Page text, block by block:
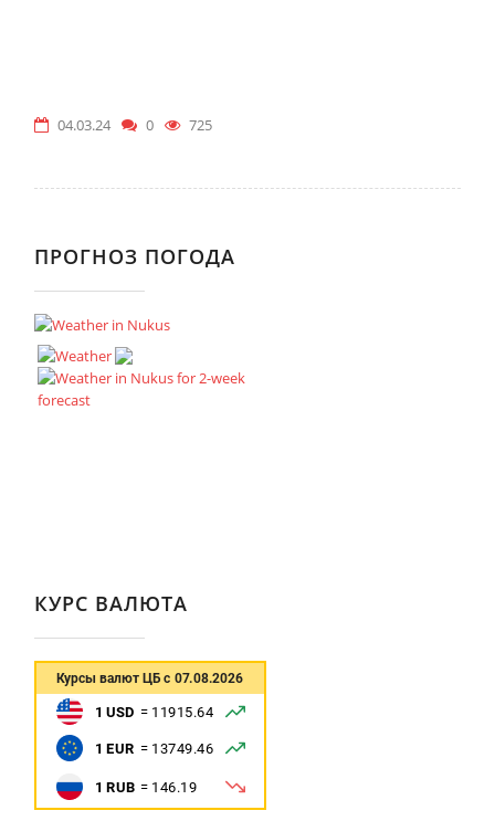
04.03.24 0 725
ПРОГНОЗ ПОГОДА
КУРС ВАЛЮТА